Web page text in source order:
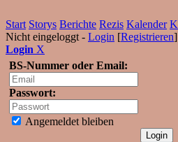
Start Storys Berichte Rezis Kalender
Nicht eingeloggt - Login [Registrieren]
Login X
BS-Nummer oder Email:
Passwort:
Angemeldet bleiben